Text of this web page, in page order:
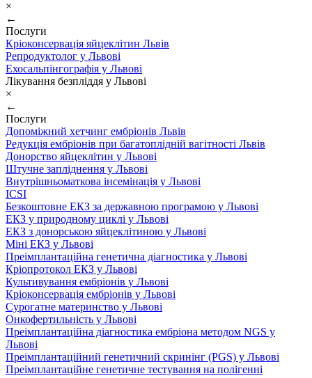
×
←
Послуги
Кріоконсервація яйцеклітин Львів
Репродуктолог у Львові
Ехосальпінгографія у Львові
Лікування безпліддя у Львові
×
←
Послуги
Допоміжний хетчинг ембріонів Львів
Редукція ембріонів при багатоплідній вагітності Львів
Донорство яйцеклітин у Львові
Штучне запліднення у Львові
Внутрішньоматкова інсемінація у Львові
ICSI
Безкоштовне ЕКЗ за державною програмою у Львові
ЕКЗ у природному циклі у Львові
ЕКЗ з донорською яйцеклітиною у Львові
Міні ЕКЗ у Львові
Преімплантаційна генетична діагностика у Львові
Кріопротокол ЕКЗ у Львові
Культивування ембріонів у Львові
Кріоконсервація ембріонів у Львові
Сурогатне материнство у Львові
Онкофертильність у Львові
Преімплантаційна діагностика ембріона методом NGS у
Львові
Преімплантаційний генетичний скринінг (PGS) у Львові
Преімплантаційне генетичне тестування на полігенні